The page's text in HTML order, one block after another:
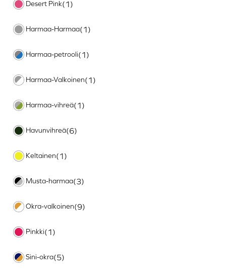
Desert Pink(1)
Harmaa-Harmaa(1)
Harmaa-petrooli(1)
Harmaa-Valkoinen(1)
Harmaa-vihreä(1)
Havunvihreä(6)
Keltainen(1)
Musta-harmaa(3)
Okra-valkoinen(9)
Pinkki(1)
Sini-okra(5)